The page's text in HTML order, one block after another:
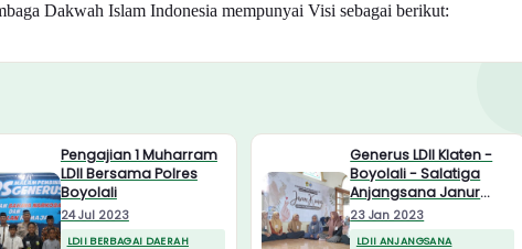
Dakwah Islam Indonesia mempunyai Visi sebagai berikut:
Pengajian 1 Muharram
LDII Bersama Polres
Boyolali
24 Jul 2023
LDII BERBAGAI DAERAH
Generus LDII Klaten -
Boyolali - Salatiga
Anjangsana Janur
Kuning, Pertemukan
Muda Mudi Usia Nikah
23 Jan 2023
LDII ANJANGSANA